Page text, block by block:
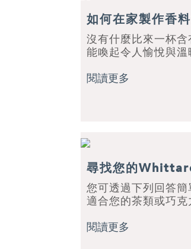
如何在家製作香
沒有什麼比來一杯含
能喚起令人愉悅與溫
閱讀更多
尋找您的
您可透過下列回答簡
適合您的茶類或巧克
閱讀更多